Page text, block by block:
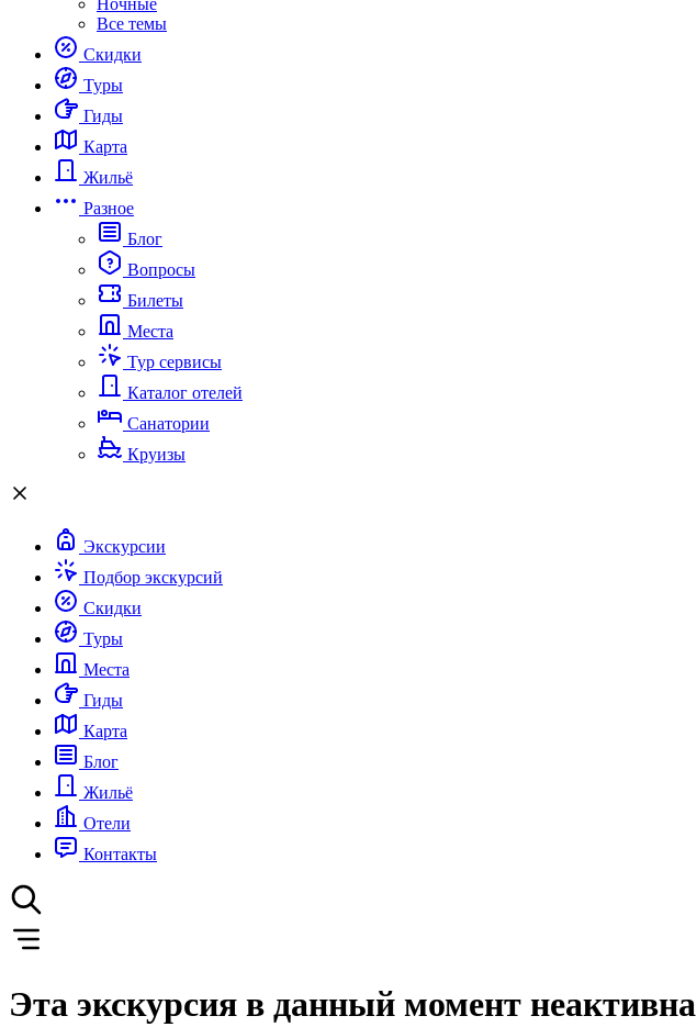
Ночные
Все темы
Скидки
Туры
Гиды
Карта
Жильё
Разное
Блог
Вопросы
Билеты
Места
Тур сервисы
Каталог отелей
Санатории
Круизы
Экскурсии
Подбор экскурсий
Скидки
Туры
Места
Гиды
Карта
Блог
Жильё
Отели
Контакты
Эта экскурсия в данный момент неактивна